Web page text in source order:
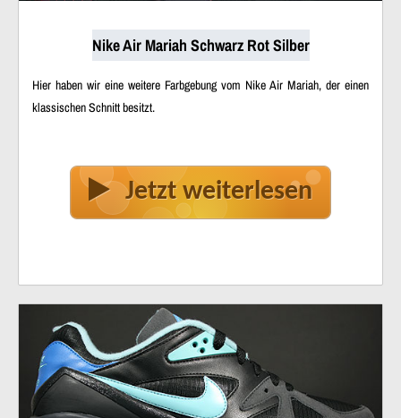
Nike Air Mariah Schwarz Rot Silber
Hier haben wir eine weitere Farbgebung vom Nike Air Mariah, der einen
klassischen Schnitt besitzt.
Jetzt weiterlesen